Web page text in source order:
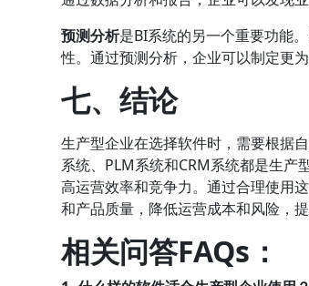
预测分析是BI系统的另一个重要功能
性。通过预测分析，企业可以制定更
七、结论
生产型企业在选择软件时，需要根据
系统、PLM系统和CRM系统都是生产
高运营效率和竞争力。通过合理使用
和产品质量，降低运营成本和风险，
相关问答FAQs：